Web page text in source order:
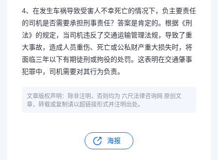
4、在发生车祸导致受害人不幸死亡的情况下，负主要责任
的司机是否需要承担刑事责任？答案是肯定的。根据《刑
法》的规定，当司机违反了交通运输管理法规，导致了重
大事故，造成人员重伤、死亡或公私财产重大损失时，将
面临三年以下有期徒刑或拘役的处罚。这表明在交通肇事
犯罪中，司机需要对其行为负责。
文章版权声明：除非注明，否则均为 六尺法律咨询网 原创文
章，转载或复制请以超链接形式并注明出处。
海报